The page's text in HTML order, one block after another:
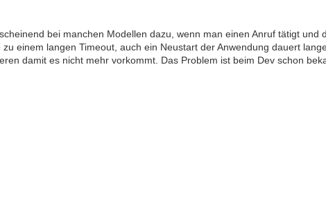
bei manchen Modellen dazu, wenn man einen Anruf tätigt und
einem langen Timeout, auch ein Neustart der Anwendung dauert
damit es nicht mehr vorkommt. Das Problem ist beim Dev schon